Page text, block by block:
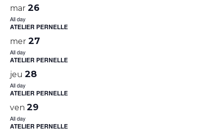
mar 26
All day
ATELIER PERNELLE
mer 27
All day
ATELIER PERNELLE
jeu 28
All day
ATELIER PERNELLE
ven 29
All day
ATELIER PERNELLE